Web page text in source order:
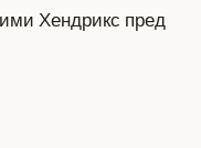
Хендрикс пред